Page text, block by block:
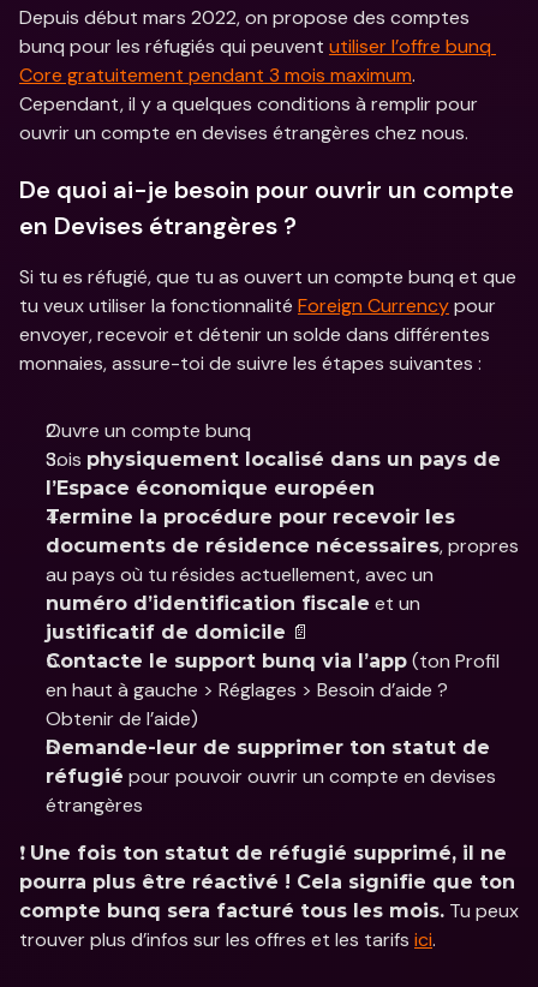
Depuis début mars 2022, on propose des comptes
bunq pour les réfugiés qui peuvent utiliser l’offre bunq
Core gratuitement pendant 3 mois maximum.
Cependant, il y a quelques conditions à remplir pour
ouvrir un compte en devises étrangères chez nous.
De quoi ai-je besoin pour ouvrir un compte
en Devises étrangères ?
Si tu es réfugié, que tu as ouvert un compte bunq et que
tu veux utiliser la fonctionnalité Foreign Currency pour
envoyer, recevoir et détenir un solde dans différentes
monnaies, assure-toi de suivre les étapes suivantes :
Ouvre un compte bunq
Sois physiquement localisé dans un pays de
l’Espace économique européen
Termine la procédure pour recevoir les
documents de résidence nécessaires, propres
numéro d’identification fiscale
justificatif de domicile 📄
Contacte le support bunq via l’app (ton Profil
en haut à gauche > Réglages > Besoin d’aide ?
Obtenir de l’aide)
Demande-leur de supprimer ton statut de
réfugié pour pouvoir ouvrir un compte en devises
étrangères
❗️ Une fois ton statut de réfugié supprimé, il ne
pourra plus être réactivé ! Cela signifie que ton
compte bunq sera facturé tous les mois. Tu peux
trouver plus d’infos sur les offres et les tarifs ici.